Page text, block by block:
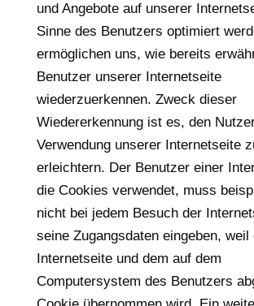
und Angebote auf unserer
Sinne des Benutzers optimiert
ermöglichen uns, wie bereits
Benutzer unserer Internetseite
wiederzuerkennen. Zweck dieser
Wiedererkennung ist es, den
Verwendung unserer Internetseite
erleichtern. Der Benutzer einer
die Cookies verwendet, muss
nicht bei jedem Besuch der
seine Zugangsdaten eingeben,
Internetseite und dem auf dem
Computersystem des Benutzers